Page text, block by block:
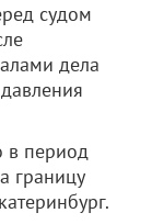
судом
дела
в период
границу